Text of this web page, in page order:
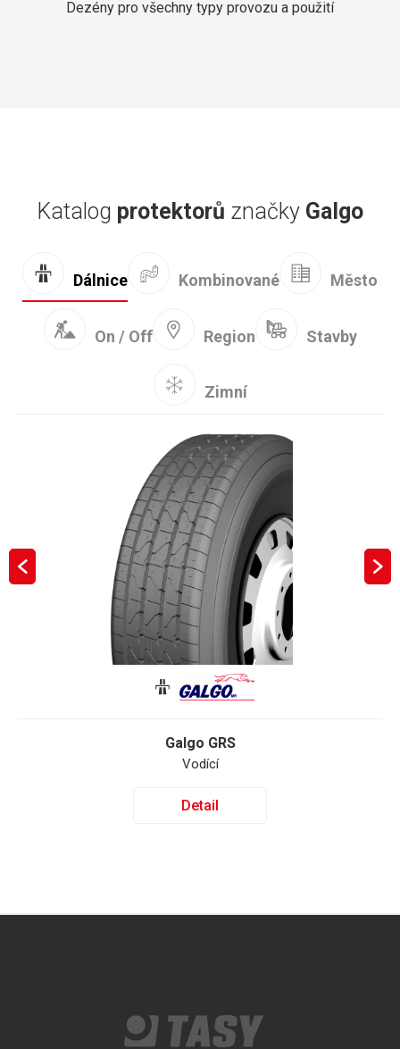
Dezény pro všechny typy provozu a použití
Katalog protektorů značky Galgo
Dálnice Kombinované Město
On / Off Region Stavby
Zimní
Galgo GRS
Vodící
Detail